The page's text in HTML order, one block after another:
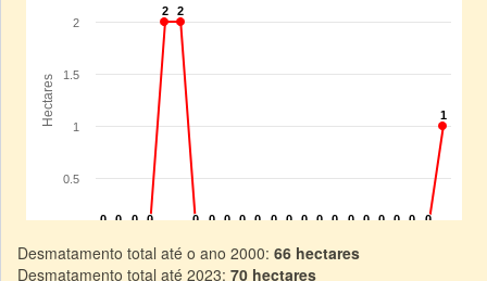
Desmatamento total até o ano 2000: 66 hectares
Desmatamento total até 2023: 70 hectares